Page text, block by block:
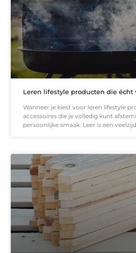
Leren lifestyle producten die écht
Wanneer je kiest voor leren lifestyle
accessoires die je volledig kunt
persoonlijke smaak. Leer is een